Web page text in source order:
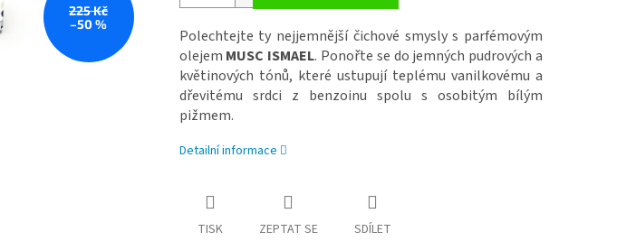
225 Kč
–50 %
Polechtejte ty nejjemnější čichové smysly s parfémovým
olejem MUSC ISMAEL. Ponořte se do jemných pudrových a
květinových tónů, které ustupují teplému vanilkovému a
dřevitému srdci z benzoinu spolu s osobitým bílým
pižmem.
Detailní informace
TISK ZEPTAT SE SDÍLET